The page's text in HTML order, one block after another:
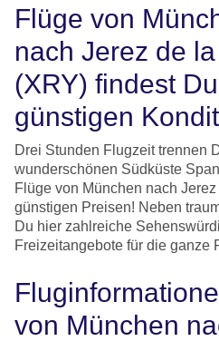
Flüge von
nach Jerez de
(XRY) findest
günstigen
Drei Stunden Flugzeit trennen
wunderschönen Südküste
Flüge von München nach
günstigen Preisen! Neben
Du hier zahlreiche
Freizeitangebote für die ganze
von München